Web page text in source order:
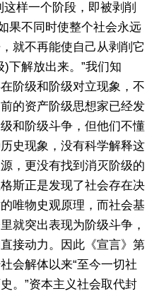
样一个阶段，即被剥削
果不同时使整个社会永远
就不再能使自己从剥削它
下解放出来。”我们知
阶级和阶级对立现象，不
的资产阶级思想家已经发
和阶级斗争，但他们不懂
史现象，没有科学解释这
，更没有找到消灭阶级的
斯正是发现了社会存在决
唯物史观原理，而社会基
就突出表现为阶级斗争，
接动力。因此《宣言》第
会解体以来“至今一切社
。”资本主义社会取代封